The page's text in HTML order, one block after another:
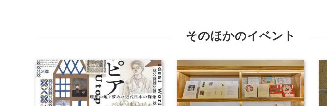
そのほかのイベント